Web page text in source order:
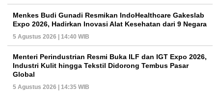
Menkes Budi Gunadi Resmikan IndoHealthcare Gakeslab
Expo 2026, Hadirkan Inovasi Alat Kesehatan dari 9 Negara
5 Agustus 2026 | 14:40 WIB
Menteri Perindustrian Resmi Buka ILF dan IGT Expo 2026,
Industri Kulit hingga Tekstil Didorong Tembus Pasar
Global
5 Agustus 2026 | 14:35 WIB